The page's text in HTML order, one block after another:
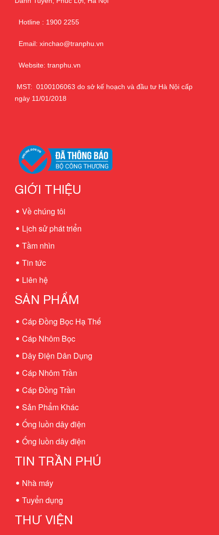
Hotline : 1900 2255
Email: xinchao@tranphu.vn
Website: tranphu.vn
MST: 0100106063 do sở kế hoạch và đầu tư Hà Nội cấp
ngày 11/01/2018
GIỚI THIỆU
Về chúng tôi
Lịch sử phát triển
Tầm nhìn
Tin tức
Liên hệ
SẢN PHẨM
Cáp Đồng Bọc Hạ Thế
Cáp Nhôm Bọc
Dây Điện Dân Dụng
Cáp Nhôm Trần
Cáp Đồng Trần
Sản Phẩm Khác
Ống luồn dây điện
Ống luồn dây điện
TIN TRẦN PHÚ
Nhà máy
Tuyển dụng
THƯ VIỆN